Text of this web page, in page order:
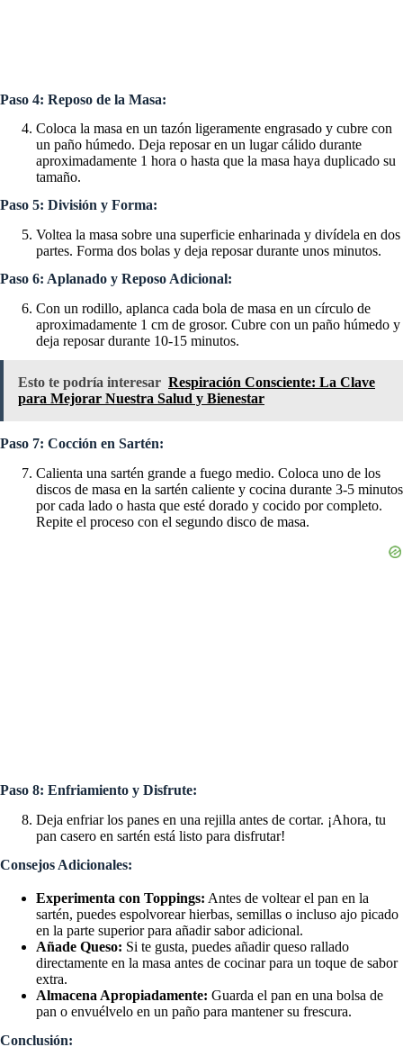
Paso 4: Reposo de la Masa:
Coloca la masa en un tazón ligeramente engrasado y cubre con
un paño húmedo. Deja reposar en un lugar cálido durante
aproximadamente 1 hora o hasta que la masa haya duplicado su
tamaño.
Paso 5: División y Forma:
Voltea la masa sobre una superficie enharinada y divídela en dos
partes. Forma dos bolas y deja reposar durante unos minutos.
Paso 6: Aplanado y Reposo Adicional:
Con un rodillo, aplanca cada bola de masa en un círculo de
aproximadamente 1 cm de grosor. Cubre con un paño húmedo y
deja reposar durante 10-15 minutos.
Esto te podría interesar Respiración Consciente: La Clave
para Mejorar Nuestra Salud y Bienestar
Paso 7: Cocción en Sartén:
Calienta una sartén grande a fuego medio. Coloca uno de los
discos de masa en la sartén caliente y cocina durante 3-5 minutos
por cada lado o hasta que esté dorado y cocido por completo.
Repite el proceso con el segundo disco de masa.
Paso 8: Enfriamiento y Disfrute:
Deja enfriar los panes en una rejilla antes de cortar. ¡Ahora, tu
pan casero en sartén está listo para disfrutar!
Consejos Adicionales:
Experimenta con Toppings: Antes de voltear el pan en la
sartén, puedes espolvorear hierbas, semillas o incluso ajo picado
en la parte superior para añadir sabor adicional.
Añade Queso: Si te gusta, puedes añadir queso rallado
directamente en la masa antes de cocinar para un toque de sabor
extra.
Almacena Apropiadamente: Guarda el pan en una bolsa de
pan o envuélvelo en un paño para mantener su frescura.
Conclusión: